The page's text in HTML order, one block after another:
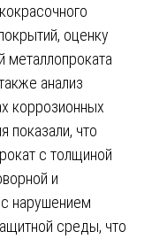
оценку
металлопроката
анализ
коррозионных
показали, что
с толщиной
и
нарушением
среды, что